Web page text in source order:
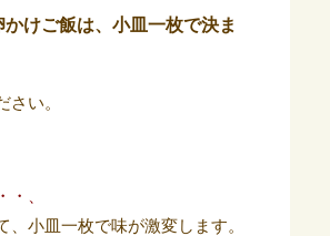
かけご飯は、小皿一枚で決ま
さい。
、
、小皿一枚で味が激変します。